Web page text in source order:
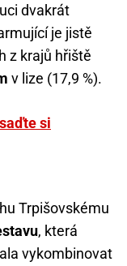
dvakrát
je jistě
z krajů hřiště
v lize (17,9 %).
si
Trpišovskému
, která
vykombinovat